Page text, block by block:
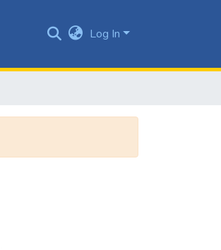
Log In